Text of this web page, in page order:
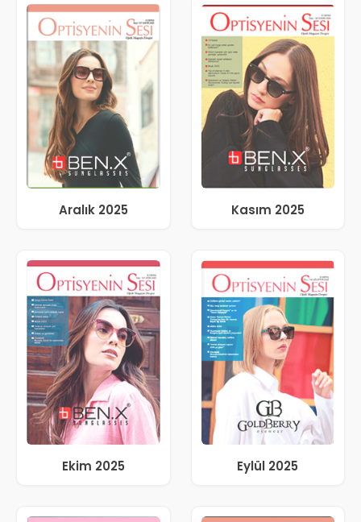
Aralık 2025 Kasım 2025
Ekim 2025 Eylül 2025